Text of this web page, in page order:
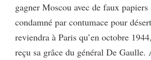
gagner Moscou avec de faux
condamné par contumace pour
reviendra à Paris qu’en octobre
reçu sa grâce du général De Gaulle.